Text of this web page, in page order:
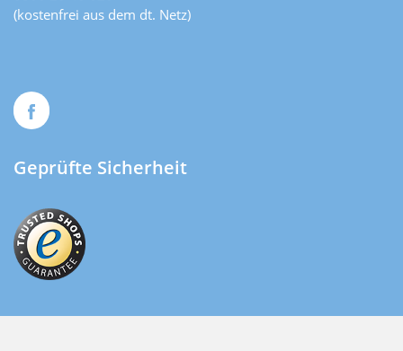
(kostenfrei aus dem dt. Netz)
Geprüfte Sicherheit